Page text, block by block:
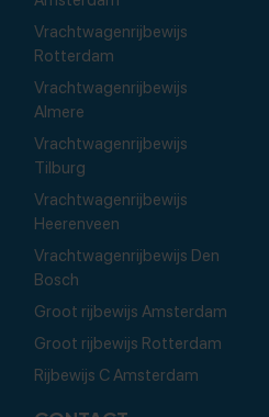
Vrachtwagenrijbewijs
Rotterdam
Vrachtwagenrijbewijs
Almere
Vrachtwagenrijbewijs
Tilburg
Vrachtwagenrijbewijs
Heerenveen
Vrachtwagenrijbewijs Den
Bosch
Groot rijbewijs Amsterdam
Groot rijbewijs Rotterdam
Rijbewijs C Amsterdam